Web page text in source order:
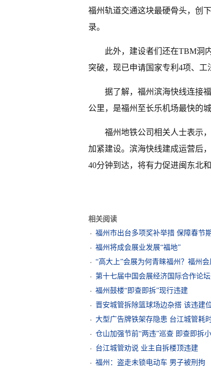
福州轨道交通这块最硬骨头，创
录。
此外，建设者们还在TBM洞
突破，现已申请国家专利4项、工
据了解，福州滨海快线连接
公里，是福州至长乐机场最快的
福州地铁公司相关人士表示
加紧建设。滨海快线建成运营后
40分钟到达，将有力促进闽东北
相关阅读
福州市出台多项奖补举措 保障春节
福州将成会展业发展“福地”
“高大上”会展为何青睐福州？福州
第十七届中国会展经济国际合作论
福州鼓楼“即查即拆”现行违建
晋安城管拆除篮球场边杂搭 该违建
大型广告牌铁架存隐患 台江城管耗
仓山加强节前“两违”巡查 即查即拆
台江城管劝说 业主自拆楼顶违建
福州：盗走未锁电动车 男子被刑拘